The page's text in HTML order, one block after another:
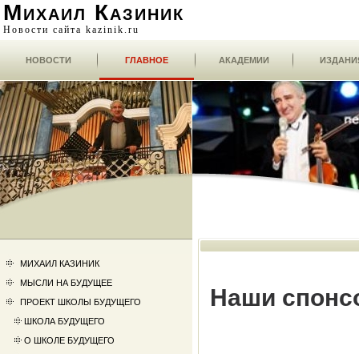
Михаил Казиник
Новости сайта kazinik.ru
НОВОСТИ ГЛАВНОЕ АКАДЕМИИ
МИХАИЛ КАЗИНИК
МЫСЛИ НА БУДУЩЕЕ
ПРОЕКТ ШКОЛЫ БУДУЩЕГО
ШКОЛА БУДУЩЕГО
О ШКОЛЕ БУДУЩЕГО
Наши